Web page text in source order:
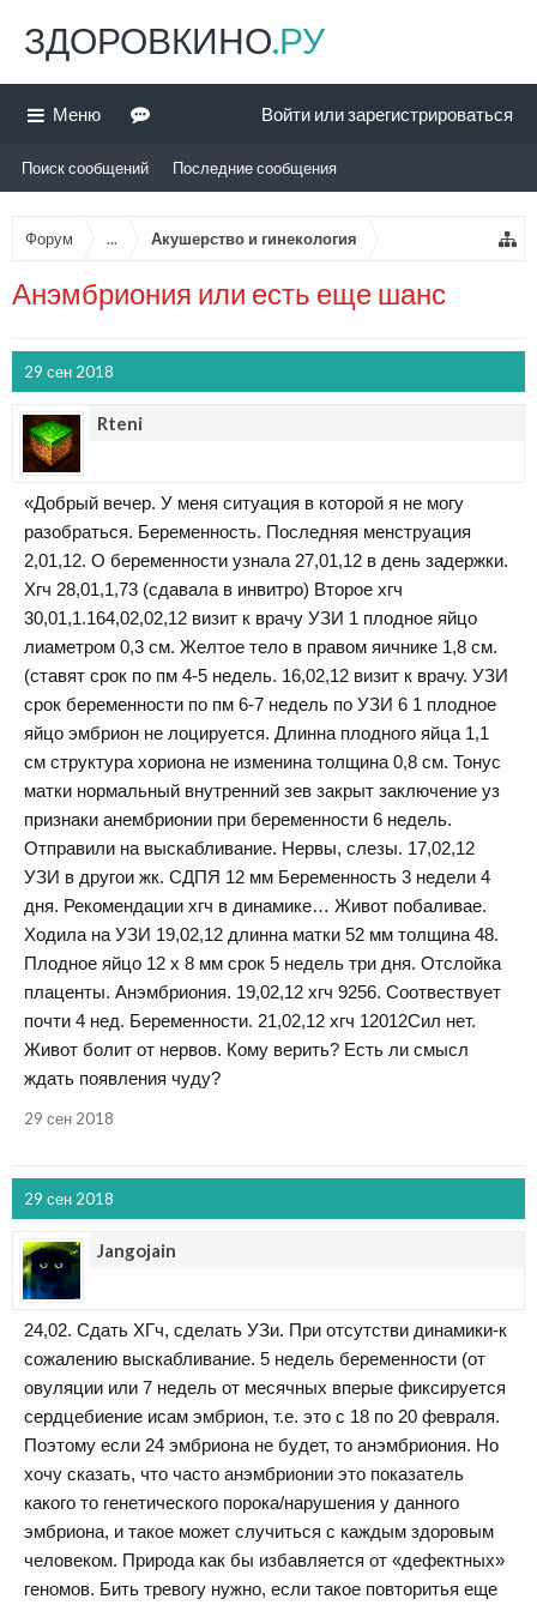
Форум ... Акушерство и гинекология
Анэмбриония или есть еще шанс
29 сен 2018
Rteni
«Добрый вечер. У меня ситуация в которой я не могу
разобраться. Беременность. Последняя менструация
2,01,12. О беременности узнала 27,01,12 в день задержки.
Хгч 28,01,1,73 (сдавала в инвитро) Второе хгч
30,01,1.164,02,02,12 визит к врачу УЗИ 1 плодное яйцо
лиаметром 0,3 см. Желтое тело в правом яичнике 1,8 см.
(ставят срок по пм 4-5 недель. 16,02,12 визит к врачу. УЗИ
срок беременности по пм 6-7 недель по УЗИ 6 1 плодное
яйцо эмбрион не лоцируется. Длинна плодного яйца 1,1
см структура хориона не изменина толщина 0,8 см. Тонус
матки нормальный внутренний зев закрыт заключение уз
признаки анембрионии при беременности 6 недель.
Отправили на выскабливание. Нервы, слезы. 17,02,12
УЗИ в другои жк. СДПЯ 12 мм Беременность 3 недели 4
дня. Рекомендации хгч в динамике… Живот побаливае.
Ходила на УЗИ 19,02,12 длинна матки 52 мм толщина 48.
Плодное яйцо 12 х 8 мм срок 5 недель три дня. Отслойка
плаценты. Анэмбриония. 19,02,12 хгч 9256. Соотвествует
почти 4 нед. Беременности. 21,02,12 хгч 12012Сил нет.
Живот болит от нервов. Кому верить? Есть ли смысл
ждать появления чуду?
29 сен 2018
29 сен 2018
Jangojain
24,02. Сдать ХГч, сделать УЗи. При отсутстви динамики-к
сожалению выскабливание. 5 недель беременности (от
овуляции или 7 недель от месячных вперые фиксируется
сердцебиение исам эмбрион, т.е. это с 18 по 20 февраля.
Поэтому если 24 эмбриона не будет, то анэмбриония. Но
хочу сказать, что часто анэмбрионии это показатель
какого то генетического порока/нарушения у данного
эмбриона, и такое может случиться с каждым здоровым
человеком. Природа как бы избавляется от «дефектных»
геномов. Бить тревогу нужно, если такое повторитья еще
ЗДОРОВКИНО.РУ
Меню
Поиск сообщений Последние сообщения
Войти или зарегистрироваться